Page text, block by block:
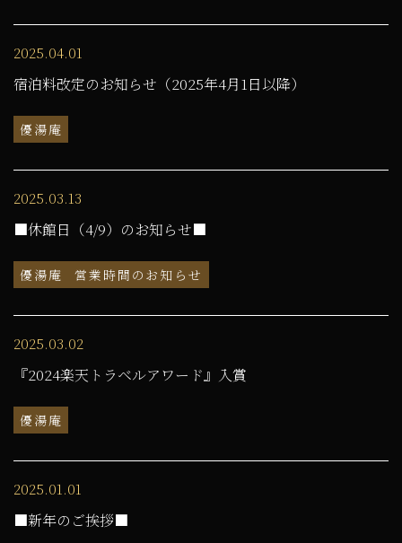
2025.04.01
宿泊料改定のお知らせ（2025年4月1日以降）
優湯庵
2025.03.13
■休館日（4/9）のお知らせ■
優湯庵 営業時間のお知らせ
2025.03.02
『2024楽天トラベルアワード』入賞
優湯庵
2025.01.01
■新年のご挨拶■